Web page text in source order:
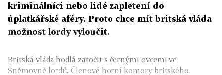
kriminálníci nebo lidé zapletení do
úplatkářské aféry. Proto chce mít britská vláda
možnost lordy vyloučit.
Britská vláda hodlá zatočit s černými ovcemi ve
Sněmovně lordů. Členové horní komory britského